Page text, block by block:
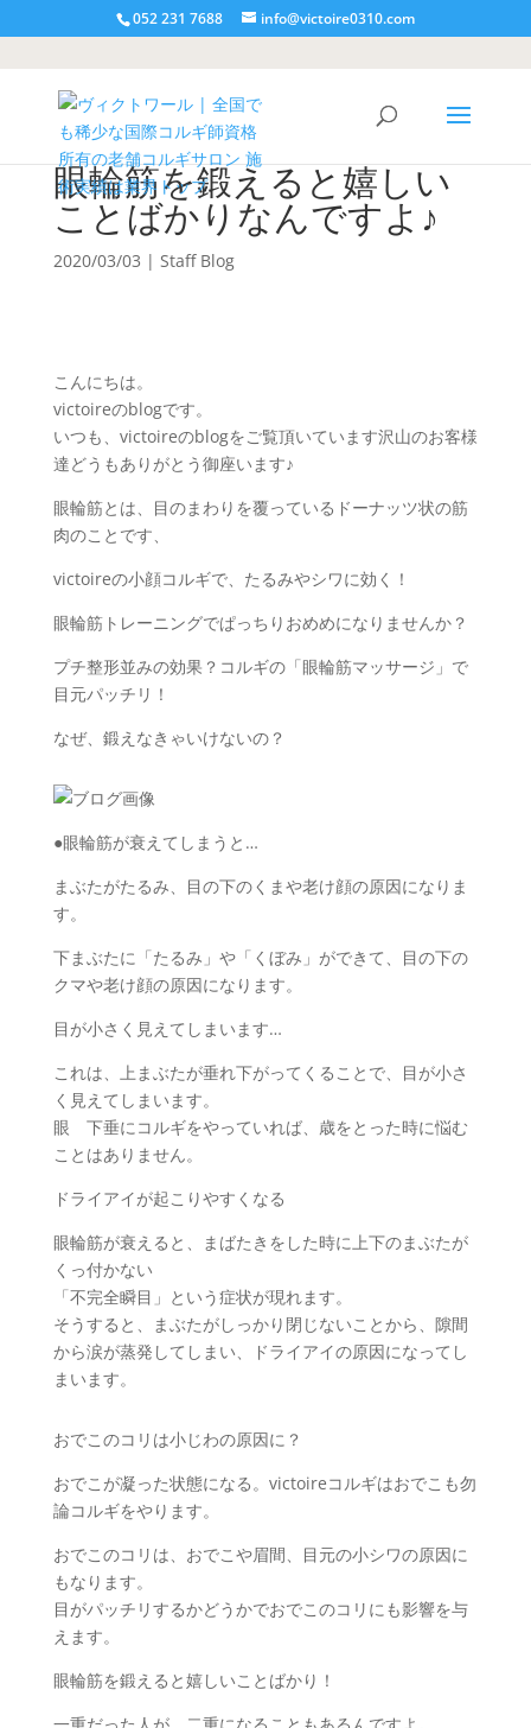
052 231 7688 info@victoire0310.com
眼輪筋を鍛えると嬉しい
ことばかりなんですよ♪
2020/03/03 | Staff Blog
こんにちは。
victoireのblogです。
いつも、victoireのblogをご覧頂いています沢山のお客様
達どうもありがとう御座います♪
眼輪筋とは、目のまわりを覆っているドーナッツ状の筋
肉のことです、
victoireの小顔コルギで、たるみやシワに効く！
眼輪筋トレーニングでぱっちりおめめになりませんか？
プチ整形並みの効果？コルギの「眼輪筋マッサージ」で
目元パッチリ！
なぜ、鍛えなきゃいけないの？
●眼輪筋が衰えてしまうと…
まぶたがたるみ、目の下のくまや老け顔の原因になりま
す。
下まぶたに「たるみ」や「くぼみ」ができて、目の下の
クマや老け顔の原因になります。
目が小さく見えてしまいます…
これは、上まぶたが垂れ下がってくることで、目が小さ
く見えてしまいます。
眼 下垂にコルギをやっていれば、歳をとった時に悩む
ことはありません。
ドライアイが起こりやすくなる
眼輪筋が衰えると、まばたきをした時に上下のまぶたが
くっ付かない
「不完全瞬目」という症状が現れます。
そうすると、まぶたがしっかり閉じないことから、隙間
から涙が蒸発してしまい、ドライアイの原因になってし
まいます。
おでこのコリは小じわの原因に？
おでこが凝った状態になる。victoireコルギはおでこも勿
論コルギをやります。
おでこのコリは、おでこや眉間、目元の小シワの原因に
もなります。
目がパッチリするかどうかでおでこのコリにも影響を与
えます。
眼輪筋を鍛えると嬉しいことばかり！